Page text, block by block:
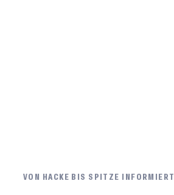
VON HACKE BIS SPITZE INFORMIERT